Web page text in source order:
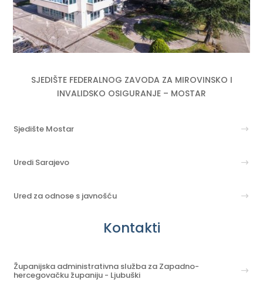
SJEDIŠTE FEDERALNOG ZAVODA ZA MIROVINSKO I
INVALIDSKO OSIGURANJE – MOSTAR
Sjedište Mostar
Uredi Sarajevo
Ured za odnose s javnošću
Kontakti
Županijska administrativna služba za Zapadno-
hercegovačku županiju - Ljubuški